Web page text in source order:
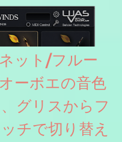
ット/フルー
ーボエの音色
グリスからフ
チで切り替え